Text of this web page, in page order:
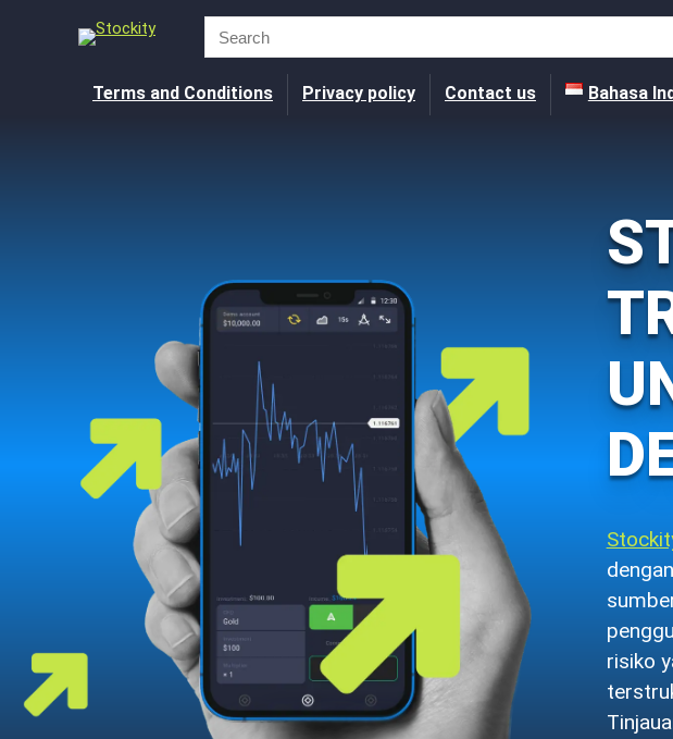
Terms and Conditions Privacy policy Contact us Bahasa
risiko